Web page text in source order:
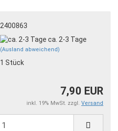
2400863
ca. 2-3 Tage
(Ausland abweichend)
1 Stück
7,90 EUR
inkl. 19% MwSt. zzgl. Versand